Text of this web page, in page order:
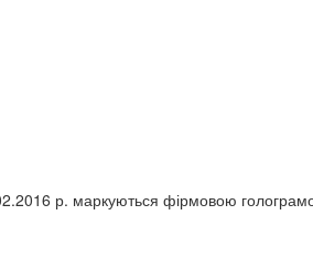
р. маркуються фірмовою